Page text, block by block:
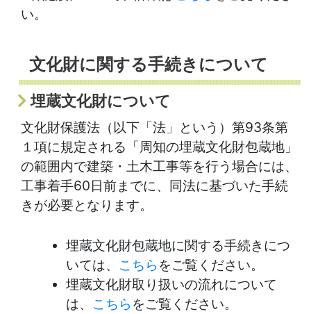
い。
文化財に関する手続きについて
埋蔵文化財について
文化財保護法（以下「法」という）第93条第
１項に規定される「周知の埋蔵文化財包蔵地」
の範囲内で建築・土木工事等を行う場合には、
工事着手60日前までに、同法に基づいた手続
きが必要となります。
埋蔵文化財包蔵地に関する手続きにつ
いては、 こちら をご覧ください。
埋蔵文化財取り扱いの流れについて
は、 こちら をご覧ください。